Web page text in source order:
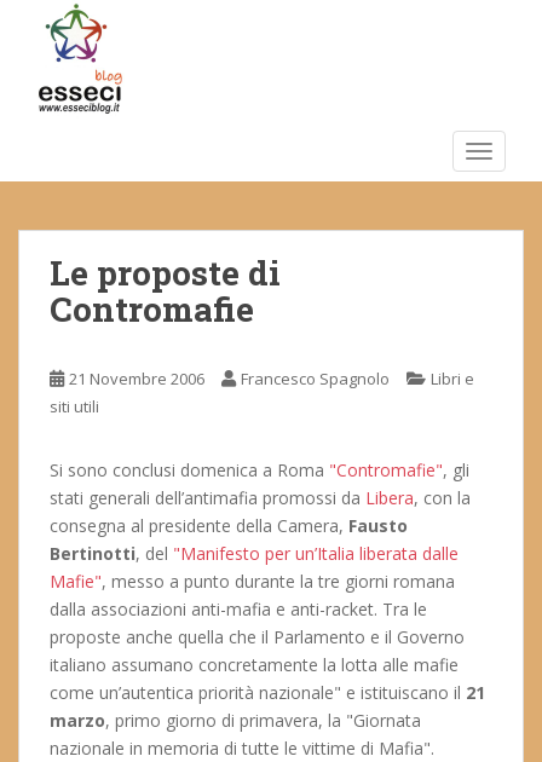
m
Le proposte di
Contromafie
21 Novembre 2006 Francesco Spagnolo
Libri e
siti utili
Si sono conclusi domenica a Roma "Contromafie", gli
stati generali dell’antimafia promossi da Libera, con la
consegna al presidente della Camera, Fausto
Bertinotti, del "Manifesto per un’Italia liberata dalle
Mafie", messo a punto durante la tre giorni romana
dalla associazioni anti-mafia e anti-racket. Tra le
proposte anche quella che il Parlamento e il Governo
italiano assumano concretamente la lotta alle mafie
come un’autentica priorità nazionale" e istituiscano il 21
marzo, primo giorno di primavera, la "Giornata
nazionale in memoria di tutte le vittime di Mafia".